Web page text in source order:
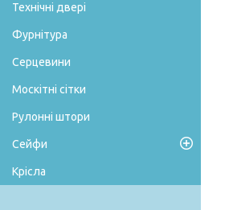
Технічні двері
Фурнітура
Серцевини
Москітні сітки
Рулонні штори
Сейфи
Крісла